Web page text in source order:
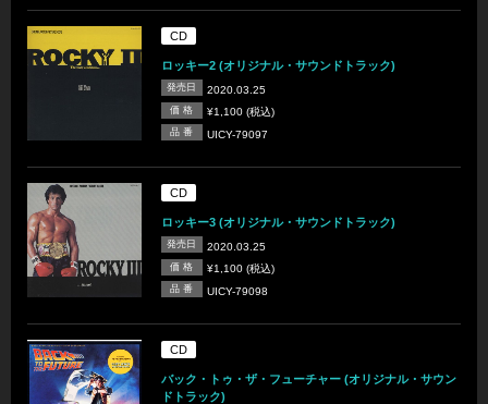
CD
ロッキー2 (オリジナル・サウンドトラック)
発売日 2020.03.25
価 格 ¥1,100 (税込)
品 番 UICY-79097
CD
ロッキー3 (オリジナル・サウンドトラック)
発売日 2020.03.25
価 格 ¥1,100 (税込)
品 番 UICY-79098
CD
バック・トゥ・ザ・フューチャー (オリジナル・サウン
ドトラック)